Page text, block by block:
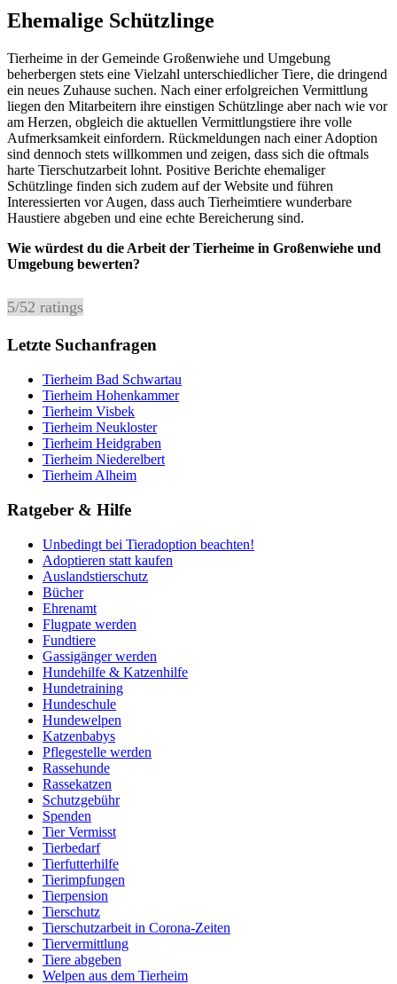
Ehemalige Schützlinge
Tierheime in der Gemeinde Großenwiehe und Umgebung
beherbergen stets eine Vielzahl unterschiedlicher Tiere, die dringend
ein neues Zuhause suchen. Nach einer erfolgreichen Vermittlung
liegen den Mitarbeitern ihre einstigen Schützlinge aber nach wie vor
am Herzen, obgleich die aktuellen Vermittlungstiere ihre volle
Aufmerksamkeit einfordern. Rückmeldungen nach einer Adoption
sind dennoch stets willkommen und zeigen, dass sich die oftmals
harte Tierschutzarbeit lohnt. Positive Berichte ehemaliger
Schützlinge finden sich zudem auf der Website und führen
Interessierten vor Augen, dass auch Tierheimtiere wunderbare
Haustiere abgeben und eine echte Bereicherung sind.
Wie würdest du die Arbeit der Tierheime in Großenwiehe und
Umgebung bewerten?
5/52 ratings
Letzte Suchanfragen
Tierheim Bad Schwartau
Tierheim Hohenkammer
Tierheim Visbek
Tierheim Neukloster
Tierheim Heidgraben
Tierheim Niederelbert
Tierheim Alheim
Ratgeber & Hilfe
Unbedingt bei Tieradoption beachten!
Adoptieren statt kaufen
Auslandstierschutz
Bücher
Ehrenamt
Flugpate werden
Fundtiere
Gassigänger werden
Hundehilfe & Katzenhilfe
Hundetraining
Hundeschule
Hundewelpen
Katzenbabys
Pflegestelle werden
Rassehunde
Rassekatzen
Schutzgebühr
Spenden
Tier Vermisst
Tierbedarf
Tierfutterhilfe
Tierimpfungen
Tierpension
Tierschutz
Tierschutzarbeit in Corona-Zeiten
Tiervermittlung
Tiere abgeben
Welpen aus dem Tierheim